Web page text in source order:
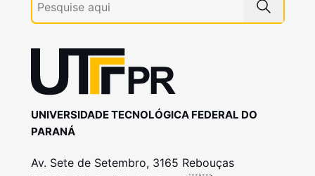
UNIVERSIDADE TECNOLÓGICA FEDERAL DO
PARANÁ
Av. Sete de Setembro, 3165 Rebouças